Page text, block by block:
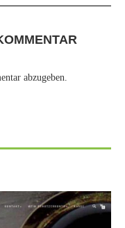
abzugeben.